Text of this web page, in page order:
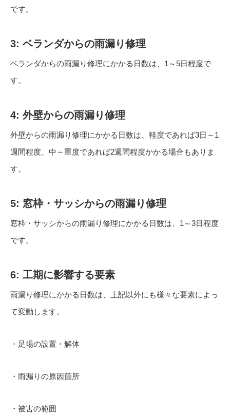
です。
3: ベランダからの雨漏り修理
ベランダからの雨漏り修理にかかる日数は、1～5日程度で
す。
4: 外壁からの雨漏り修理
外壁からの雨漏り修理にかかる日数は、軽度であれば3日～1
週間程度、中～重度であれば2週間程度かかる場合もありま
す。
5: 窓枠・サッシからの雨漏り修理
窓枠・サッシからの雨漏り修理にかかる日数は、1～3日程度
です。
6: 工期に影響する要素
雨漏り修理にかかる日数は、上記以外にも様々な要素によっ
て変動します。
・足場の設置・解体
・雨漏りの原因箇所
・被害の範囲